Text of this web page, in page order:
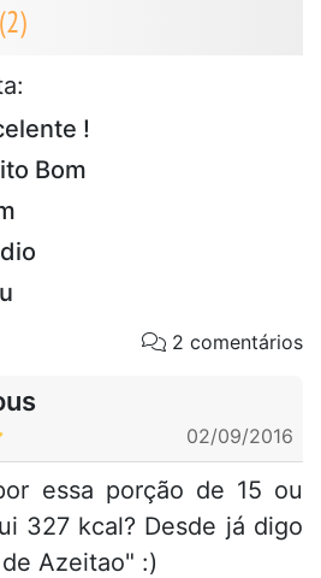
!
Bom
2 comentários
02/09/2016
essa porção de 15 ou
327 kcal? Desde já digo
Azeitao" :)